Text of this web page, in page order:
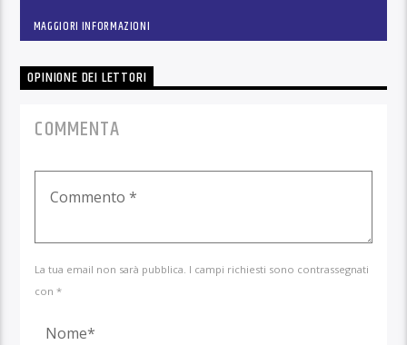
MAGGIORI INFORMAZIONI
OPINIONE DEI LETTORI
COMMENTA
La tua email non sarà pubblica. I campi richiesti sono contrassegnati
con *